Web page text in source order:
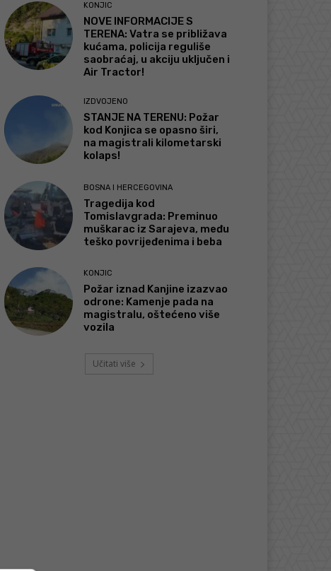
KONJIC
NOVE INFORMACIJE S
TERENA: Vatra se približava
kućama, policija reguliše
saobraćaj, u akciju uključen i
Air Tractor!
IZDVOJENO
STANJE NA TERENU: Požar
kod Konjica se opasno širi,
na magistrali kilometarski
kolaps!
BOSNA I HERCEGOVINA
Tragedija kod
Tomislavgrada: Preminuo
muškarac iz Sarajeva, među
teško povrijeđenima i beba
KONJIC
Požar iznad Kanjine izazvao
odrone: Kamenje pada na
magistralu, oštećeno više
vozila
Učitati više